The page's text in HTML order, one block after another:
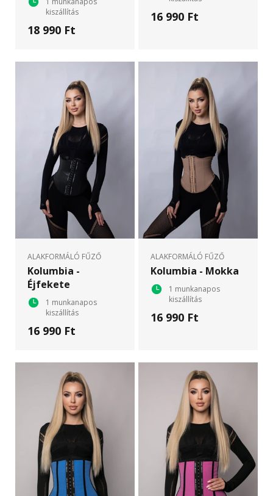
kiszállítás
18 990 Ft
16 990 Ft
ALAKFORMÁLÓ FŰZŐ
Kolumbia -
Éjfekete
1 munkanapos
kiszállítás
16 990 Ft
ALAKFORMÁLÓ FŰZŐ
Kolumbia - Mokka
1 munkanapos
kiszállítás
16 990 Ft